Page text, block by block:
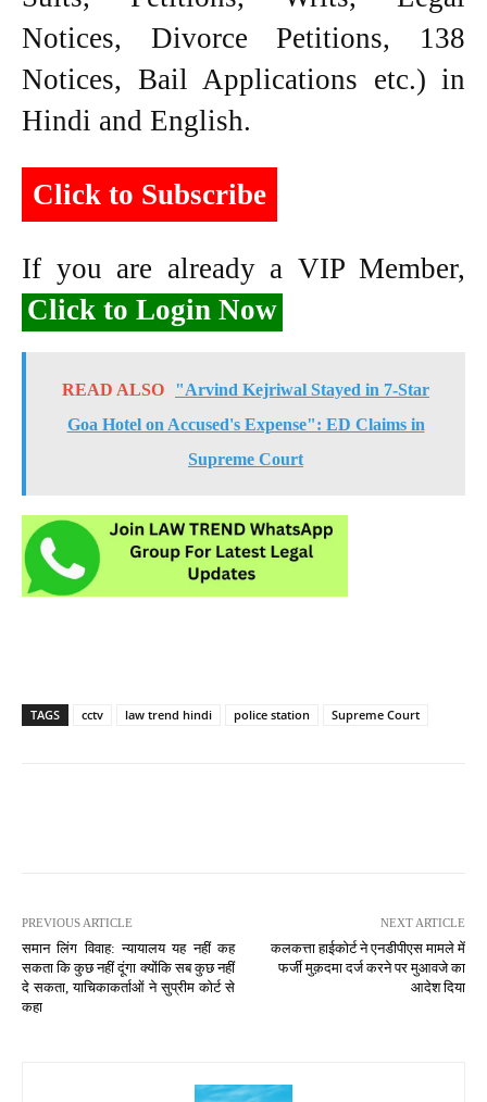
Notices, Divorce Petitions, 138
Notices, Bail Applications etc.) in
Hindi and English.
Click to Subscribe
If you are already a VIP Member,
Click to Login Now
READ ALSO
"Arvind Kejriwal Stayed in 7-Star
Goa Hotel on Accused's Expense": ED Claims in
Supreme Court
TAGS cctv law trend hindi police station Supreme Court
PREVIOUS ARTICLE
समान लिंग विवाह: न्यायालय यह नहीं कह
सकता कि कुछ नहीं दूंगा क्योंकि सब कुछ नहीं
दे सकता, याचिकाकर्ताओं ने सुप्रीम कोर्ट से
कहा
NEXT ARTICLE
कलकत्ता हाईकोर्ट ने एनडीपीएस मामले में
फर्जी मुक़दमा दर्ज करने पर मुआवजे का
आदेश दिया